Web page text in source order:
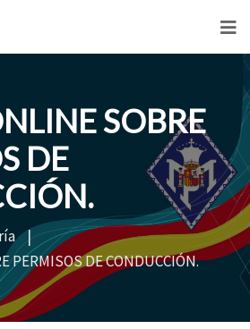
SOBRE
DE
PERMISOS DE CONDUCCIÓN.